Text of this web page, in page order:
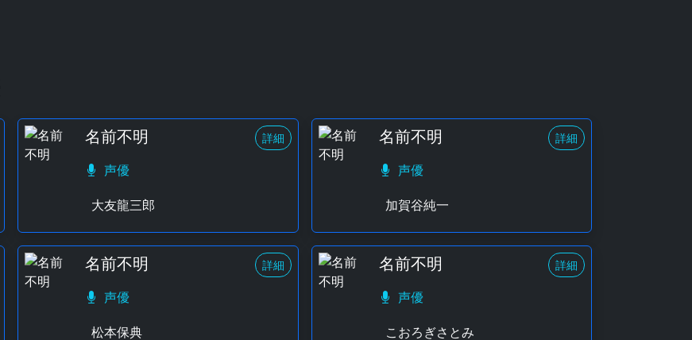
名前不明 詳細
声優
大友龍三郎
名前不明 詳細
声優
加賀谷純一
名前不明 詳細
声優
松本保典
名前不明 詳細
声優
こおろぎさとみ